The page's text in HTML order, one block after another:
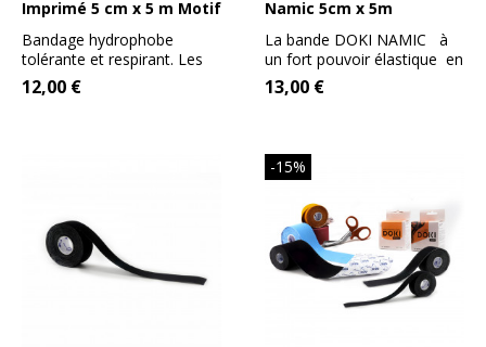
Imprimé 5 cm x 5 m Motif
Bandage hydrophobe
tolérante et respirant. Les
bandages Doki ont été...
12,00 €
Namic 5cm x 5m
La bande DOKI NAMIC à
un fort pouvoir élastique en
comparaison avec...
13,00 €
-15%